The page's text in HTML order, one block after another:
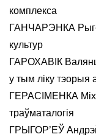
комплекса
ГАНЧАРЭНКА
культур
ГАРОХАВІК
у тым ліку тэорыя
ГЕРАСІМЕНКА
траўматалогія
ГРЫГОР’ЕЎ Андрэй